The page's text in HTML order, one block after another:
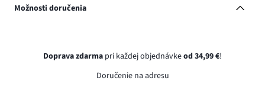
Možnosti doručenia
Doprava zdarma pri každej objednávkeod 34,99 €!
Doručenie na adresu